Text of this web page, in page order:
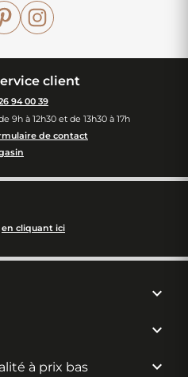
Pinterest
client
94 00 39
9h à 12h30 et de 13h30 à 17h
de contact
en cliquant ici


à prix bas 